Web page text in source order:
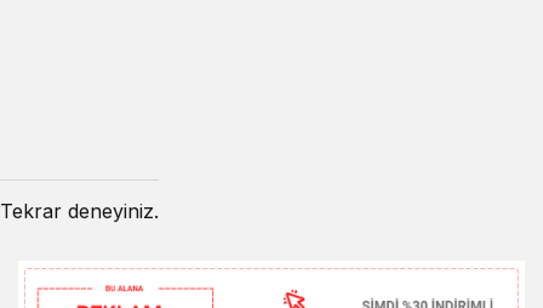
Tekrar deneyiniz.